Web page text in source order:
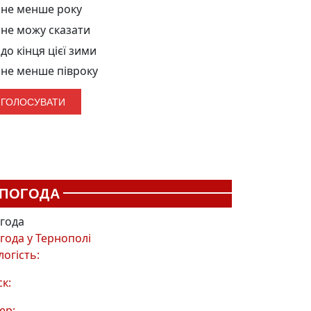
не менше року
не можу сказати
до кінця цієї зими
не менше півроку
ПОГОДА
уТернополі